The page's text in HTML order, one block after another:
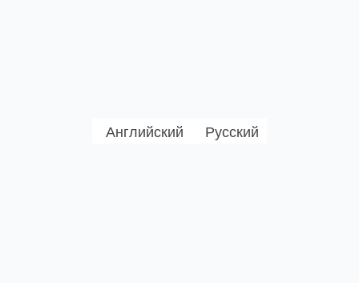
Английский Русский